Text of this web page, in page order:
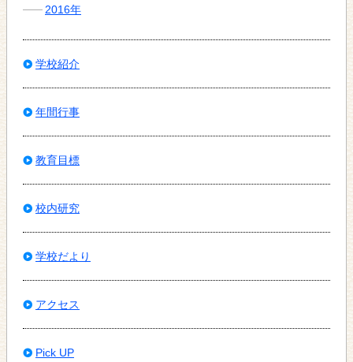
2016年
学校紹介
年間行事
教育目標
校内研究
学校だより
アクセス
Pick UP